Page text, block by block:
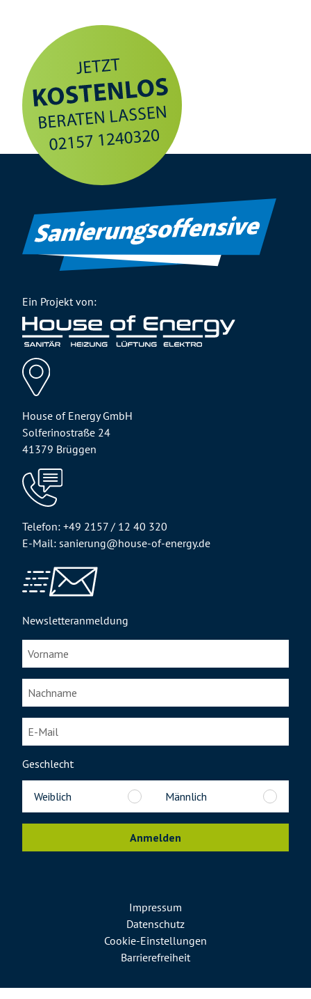
Ein Projekt von:
House of Energy GmbH
Solferinostraße 24
41379 Brüggen
Telefon: +49 2157 / 12 40 320
E-Mail: sanierung@house-of-energy.de
Newsletteranmeldung
Geschlecht
Weiblich Männlich
Anmelden
Impressum
Datenschutz
Cookie-Einstellungen
Barrierefreiheit